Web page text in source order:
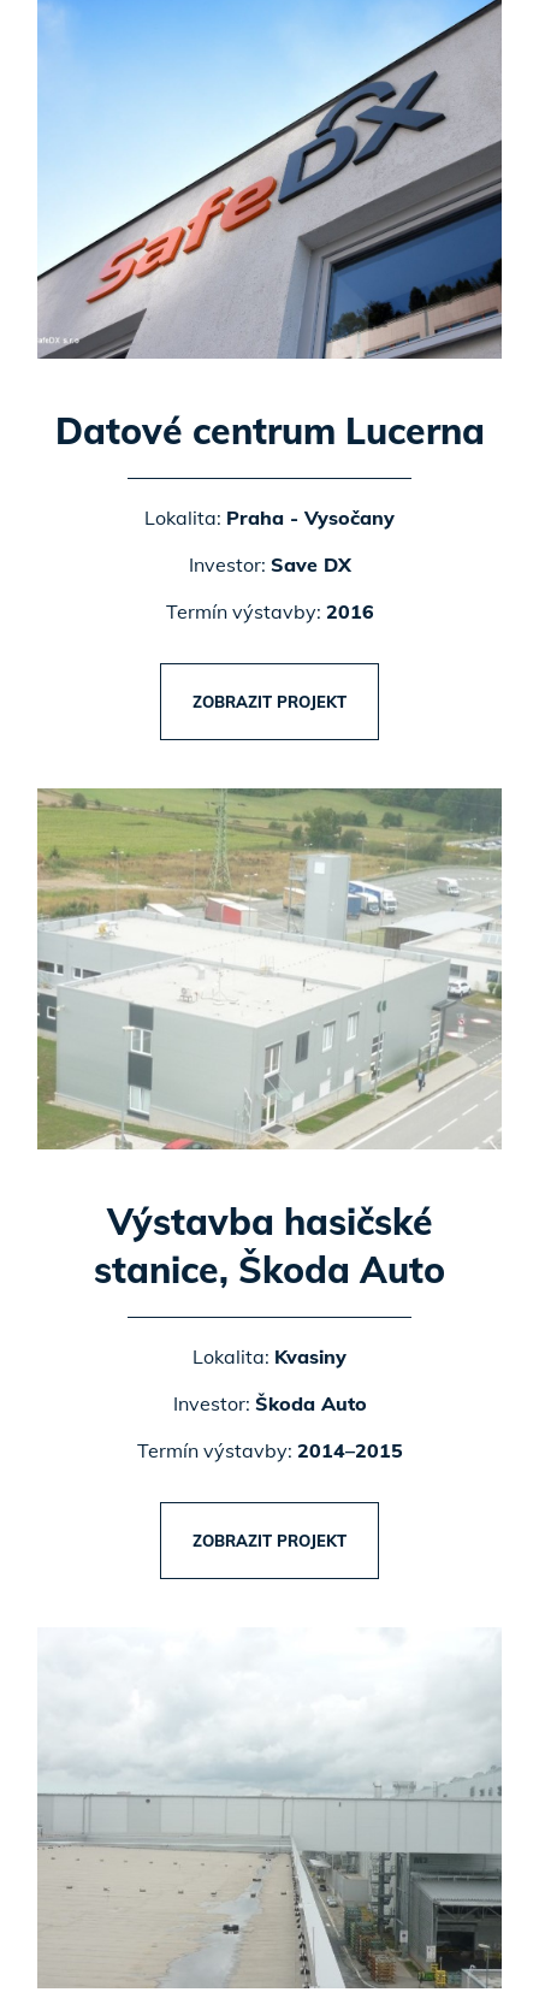
Datové centrum Lucerna
Lokalita: Praha - Vysočany
Investor: Save DX
Termín výstavby: 2016
ZOBRAZIT PROJEKT
Výstavba hasičské
stanice, Škoda Auto
Lokalita: Kvasiny
Investor: Škoda Auto
Termín výstavby: 2014–2015
ZOBRAZIT PROJEKT